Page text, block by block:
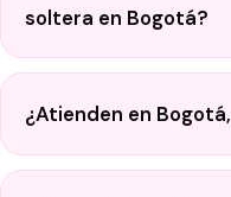
soltera en Bogotá?
¿Atienden en